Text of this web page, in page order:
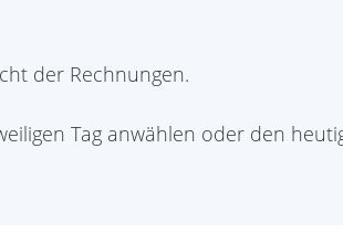
der Rechnungen.
Tag anwählen oder den